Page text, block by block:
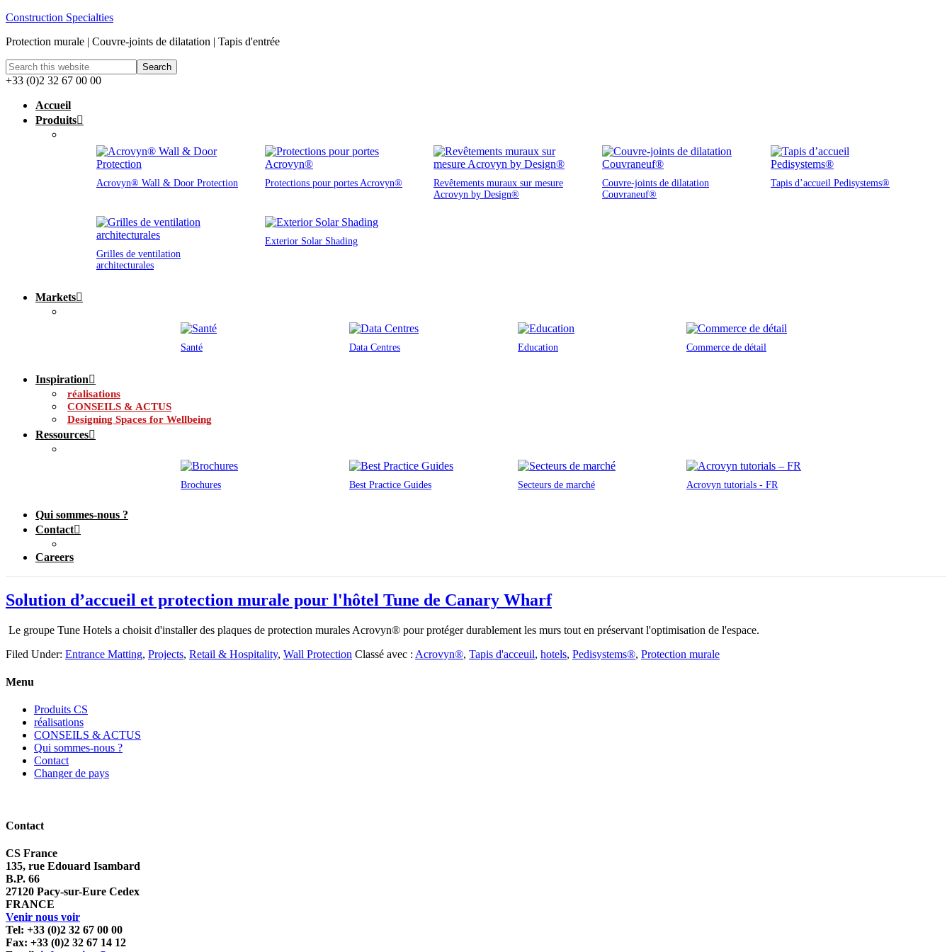
Construction Specialties
Protection murale | Couvre-joints de dilatation | Tapis d'entrée
+33 (0)2 32 67 00 00
Accueil
Produits
Acrovyn® Wall & Door Protection Protections pour portes Acrovyn®
Revêtements muraux sur mesure
Acrovyn by Design®
Couvre-joints de dilatation
Couvraneuf®
Tapis d’accueil Pedisystems®
Grilles de ventilation
architecturales
Exterior Solar Shading
Markets
Santé Data Centres Education Commerce de détail
Inspiration
réalisations
CONSEILS & ACTUS
Designing Spaces for Wellbeing
Ressources
Brochures Best Practice Guides Secteurs de marché Acrovyn tutorials - FR
Qui sommes-nous ?
Contact
Careers
Solution d’accueil et protection murale pour l'hôtel Tune de Canary Wharf
Le groupe Tune Hotels a choisit d'installer des plaques de protection murales Acrovyn® pour protéger durablement les murs tout en préservant l'optimisation de l'espace.
Filed Under: Entrance Matting, Projects, Retail & Hospitality, Wall Protection Classé avec : Acrovyn®, Tapis d'acceuil, hotels, Pedisystems®, Protection murale
Menu
Produits CS
réalisations
CONSEILS & ACTUS
Qui sommes-nous ?
Contact
Changer de pays
Contact
CS France
135, rue Edouard Isambard
B.P. 66
27120 Pacy-sur-Eure Cedex
FRANCE
Venir nous voir
Tel: +33 (0)2 32 67 00 00
Fax: +33 (0)2 32 67 14 12